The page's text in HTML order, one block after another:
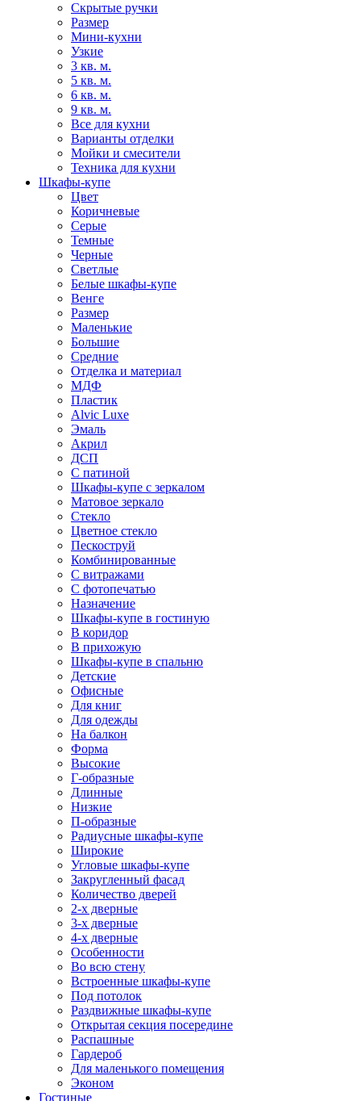
Скрытые ручки
Размер
Мини-кухни
Узкие
3 кв. м.
5 кв. м.
6 кв. м.
9 кв. м.
Все для кухни
Варианты отделки
Мойки и смесители
Техника для кухни
Шкафы-купе
Цвет
Коричневые
Серые
Темные
Черные
Светлые
Белые шкафы-купе
Венге
Размер
Маленькие
Большие
Средние
Отделка и материал
МДФ
Пластик
Alvic Luxe
Эмаль
Акрил
ДСП
С патиной
Шкафы-купе с зеркалом
Матовое зеркало
Стекло
Цветное стекло
Пескоструй
Комбинированные
С витражами
С фотопечатью
Назначение
Шкафы-купе в гостиную
В коридор
В прихожую
Шкафы-купе в спальню
Детские
Офисные
Для книг
Для одежды
На балкон
Форма
Высокие
Г-образные
Длинные
Низкие
П-образные
Радиусные шкафы-купе
Широкие
Угловые шкафы-купе
Закругленный фасад
Количество дверей
2-х дверные
3-х дверные
4-х дверные
Особенности
Во всю стену
Встроенные шкафы-купе
Под потолок
Раздвижные шкафы-купе
Открытая секция посередине
Распашные
Гардероб
Для маленького помещения
Эконом
Гостиные